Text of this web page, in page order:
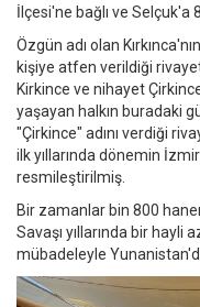
İlçesi'ne bağlı ve
Özgün adı olan
kişiye atfen verildiği
Kirkince ve nihayet
yaşayan halkın buradaki
"Çirkince" adını verdiği
ilk yıllarında dönemin
resmileştirilmiş.
Bir zamanlar bin 800
Savaşı yıllarında bir hayli
mübadeleyle